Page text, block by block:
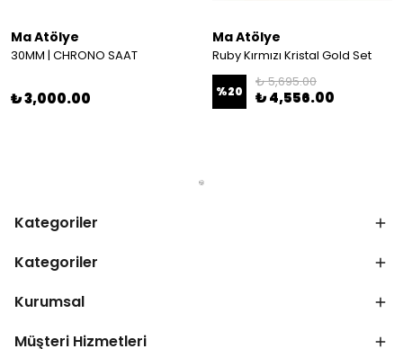
Ma Atölye
30MM | CHRONO SAAT
₺ 3,000.00
Ma Atölye
Ruby Kırmızı Kristal Gold Set
%20
₺ 5,695.00
₺ 4,556.00
Kategoriler
Kategoriler
Kurumsal
Müşteri Hizmetleri